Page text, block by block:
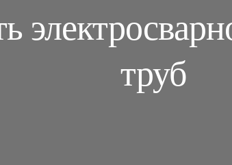
труб